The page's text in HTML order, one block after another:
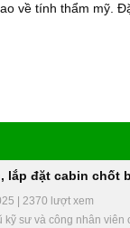
về tính thẩm mỹ.
lắp đặt cabin chốt
| 2370 lượt xem
kỹ sư và công nhân viên